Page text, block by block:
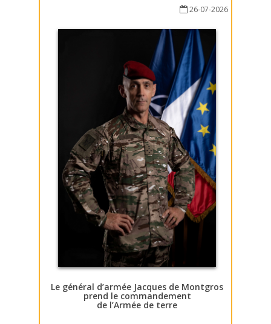
26-07-2026
Le général d’armée Jacques de Montgros
prend le commandement
de l’Armée de terre